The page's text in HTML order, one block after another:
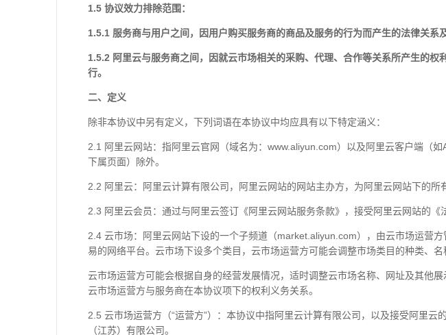
1.5 协议效力排除范围：
1.5.1 服务商与用户之间，因用户购买服务商的商品及服务的行为而产生的法律关系
1.5.2 阿里云与服务商之间，因就云市场相关的采购、代理、合作等关系所产生的
行。
二、定义
除非本协议中另有定义，下列词语在本协议中均应具有以下特定涵义：
2.1 阿里云网站：指阿里云官网（域名为：www.aliyun.com）以及阿里云客户端（
下属页面）除外。
2.2 阿里云：阿里云计算有限公司，阿里云网站的网站主办方，为阿里云网站下的所
2.3 阿里云会员：通过与阿里云签订《阿里云网站服务条款》，接受阿里云网站的
2.4 云市场：阿里云网站下设的一个子频道（market.aliyun.com），由云市场运营
易的网络平台。云市场下设多个类目，云市场运营方可能会调整市场类目的种类、名
云市场运营方可能会根据自身的经营发展情况，适时调整云市场名称、网址及其他
云市场运营方与服务商在本协议项下的权利义务关系。
2.5 云市场运营方（“运营方”）：本协议中指阿里云计算有限公司，以及接受阿里
（江苏）有限公司。